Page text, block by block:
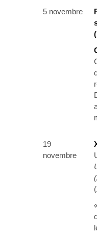
5 novembre
19
novembre